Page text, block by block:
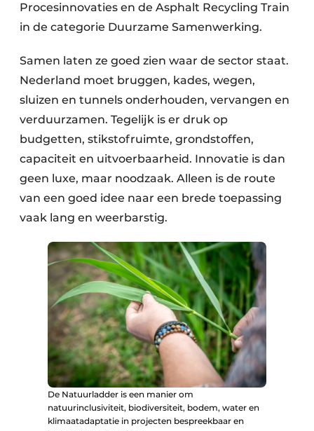
Procesinnovaties en de Asphalt Recycling Train
in de categorie Duurzame Samenwerking.
Samen laten ze goed zien waar de sector staat.
Nederland moet bruggen, kades, wegen,
sluizen en tunnels onderhouden, vervangen en
verduurzamen. Tegelijk is er druk op
budgetten, stikstofruimte, grondstoffen,
capaciteit en uitvoerbaarheid. Innovatie is dan
geen luxe, maar noodzaak. Alleen is de route
van een goed idee naar een brede toepassing
vaak lang en weerbarstig.
De Natuurladder is een manier om
natuurinclusiviteit, biodiversiteit, bodem, water en
klimaatadaptatie in projecten bespreekbaar en